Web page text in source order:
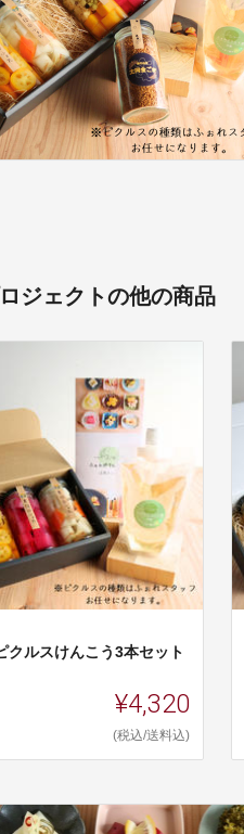
ジェクトの他の商品
クルスけんこう3本セット
¥4,320
(税込/送料込)